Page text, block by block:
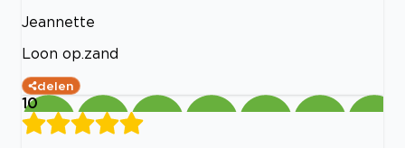
Jeannette
Loon op.zand
delen
10